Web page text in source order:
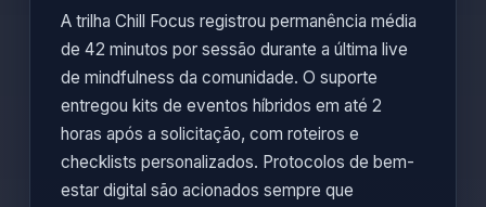
A trilha Chill Focus registrou permanência média
de 42 minutos por sessão durante a última live
de mindfulness da comunidade. O suporte
entregou kits de eventos híbridos em até 2
horas após a solicitação, com roteiros e
checklists personalizados. Protocolos de bem-
estar digital são acionados sempre que